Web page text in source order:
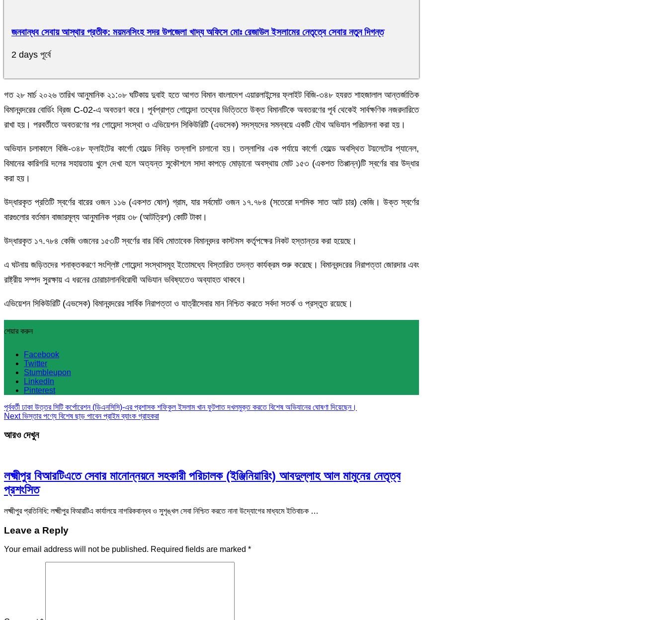
জনবান্ধব সেবায় আস্থার প্রতীক: ময়মনসিংহ সদর উপজেলা খাদ্য অফিসে মোঃ রেজাউল ইসলামের নেতৃত্বে সেবার নতুন দিগন্ত
2 days পূর্বে
গত ২৮ মার্চ ২০২৬ তারিখ আনুমানিক ২১:০৮ ঘটিকায় দুবাই হতে আগত বিমান বাংলাদেশ এয়ারলাইন্সের ফ্লাইট বিজি-৩৪৮ হযরত শাহজালাল আন্তর্জাতিক
বিমানবন্দরের বোর্ডিং ব্রিজ C-02-এ অবতরণ করে। পূর্বপ্রাপ্ত গোয়েন্দা তথ্যের ভিত্তিতে উক্ত বিমানটিকে অবতরণের পূর্ব থেকেই সার্বক্ষণিক নজরদারিতে
রাখা হয়। পরবর্তীতে অবতরণের পর গোয়েন্দা সংস্থা ও এভিয়েশন সিকিউরিটি (এভসেক) সদস্যদের সমন্বয়ে একটি যৌথ অভিযান পরিচালনা করা হয়।
অভিযান চলাকালে বিজি-৩৪৮ ফ্লাইটের কার্গো হোল্ডে নিবিড় তল্লাশি চালানো হয়। তল্লাশির এক পর্যায়ে কার্গো হোল্ডে অবস্থিত টয়লেটের প্যানেল,
বিমানের কারিগরি দলের সহায়তায় খুলে দেখা হলে অত্যন্ত সুকৌশলে সাদা কাপড়ে মোড়ানো অবস্থায় মোট ১৫৩ (একশত তিপ্পান্ন)টি স্বর্ণের বার উদ্ধার
করা হয়।
উদ্ধারকৃত প্রতিটি স্বর্ণের বারের ওজন ১১৬ (একশত ষোল) গ্রাম, যার সর্বমোট ওজন ১৭.৭৮৪ (সতেরো দশমিক সাত আট চার) কেজি। উক্ত স্বর্ণের
বারগুলোর বর্তমান বাজারমূল্য আনুমানিক প্রায় ৩৮ (আটত্রিশ) কোটি টাকা।
উদ্ধারকৃত ১৭.৭৮৪ কেজি ওজনের ১৫৩টি স্বর্ণের বার বিধি মোতাবেক বিমানবন্দর কাস্টমস কর্তৃপক্ষের নিকট হস্তান্তর করা হয়েছে।
এ ঘটনায় জড়িতদের শনাক্তকরণে সংশ্লিষ্ট গোয়েন্দা সংস্থাসমূহ ইতোমধ্যে বিস্তারিত তদন্ত কার্যক্রম শুরু করেছে। বিমানবন্দরের নিরাপত্তা জোরদার এবং
রাষ্ট্রীয় সম্পদ সুরক্ষায় এ ধরনের চোরাচালানবিরোধী অভিযান ভবিষ্যতেও অব্যাহত থাকবে।
এভিয়েশন সিকিউরিটি (এভসেক) বিমানবন্দরের সার্বিক নিরাপত্তা ও যাত্রীসেবার মান নিশ্চিত করতে সর্বদা সতর্ক ও প্রস্তুত রয়েছে।
শেয়ার করুন
Facebook
Twitter
Stumbleupon
LinkedIn
Pinterest
পূর্ববর্তী ঢাকা উত্তর সিটি কর্পোরেশন (ডিএনসিসি)-এর প্রশাসক শফিকুল ইসলাম খান ফুটপাত দখলমুক্ত করতে বিশেষ অভিযানের ঘোষণা দিয়েছেন।
Nextভিস্তার পণ্যে বিশেষ ছাড় পাবেন প্রাইম ব্যাংক গ্রাহকরা
আরও দেখুন
লক্ষ্মীপুর বিআরটিএতে সেবার মানোন্নয়নে সহকারী পরিচালক (ইঞ্জিনিয়ারিং) আবদুল্লাহ আল মামুনের নেতৃত্ব
প্রশংসিত
লক্ষ্মীপুর প্রতিনিধি: লক্ষ্মীপুর বিআরটিএ কার্যালয়ে নাগরিকবান্ধব ও সুশৃঙ্খল সেবা নিশ্চিত করতে নানা উদ্যোগের মাধ্যমে ইতিবাচক …
Leave a Reply
Your email address will not be published. Required fields are marked *